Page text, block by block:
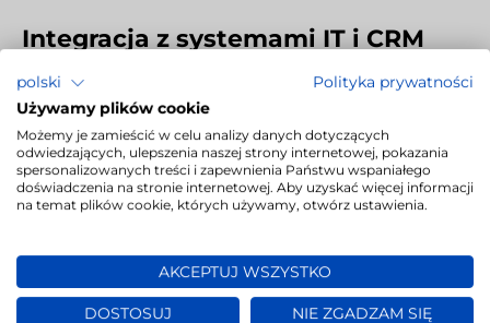
Integracja z systemami IT i CRM
System LivoLINK pozwala na sprawną integrację
z istniejącą infrastrukturą informatyczną firm, w tym
z systemami CRM oraz platformami zarządzania
językowego. Instalując tenprogram do tłumaczeń
na serwerze, stworzysz wydajne, nowoczesne
i kierowników projektu. Dzięki instalacji LivoLINK
w modelu On-premise z infrastrukturą informatyczną
polski
Polityka prywatności
Używamy plików cookie
Możemy je zamieścić w celu analizy danych dotyczących
odwiedzających, ulepszenia naszej strony internetowej, pokazania
spersonalizowanych treści i zapewnienia Państwu wspaniałego
doświadczenia na stronie internetowej. Aby uzyskać więcej informacji
na temat plików cookie, których używamy, otwórz ustawienia.
AKCEPTUJ WSZYSTKO
DOSTOSUJ NIE ZGADZAM SIĘ